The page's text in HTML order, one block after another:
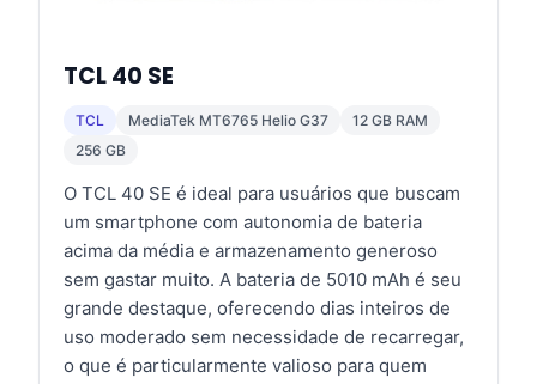
TCL 40 SE
TCL MediaTek MT6765 Helio G37
12 GB RAM
256 GB
O TCL 40 SE é ideal para usuários que buscam
um smartphone com autonomia de bateria
acima da média e armazenamento generoso
sem gastar muito. A bateria de 5010 mAh é seu
grande destaque, oferecendo dias inteiros de
uso moderado sem necessidade de recarregar,
o que é particularmente valioso para quem